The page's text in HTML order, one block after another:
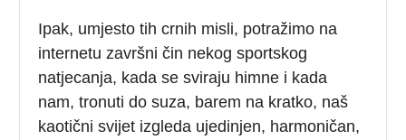
Ipak, umjesto tih crnih misli, potražimo na
internetu završni čin nekog sportskog
natjecanja, kada se sviraju himne i kada
nam, tronuti do suza, barem na kratko, naš
kaotični svijet izgleda ujedinjen, harmoničan,